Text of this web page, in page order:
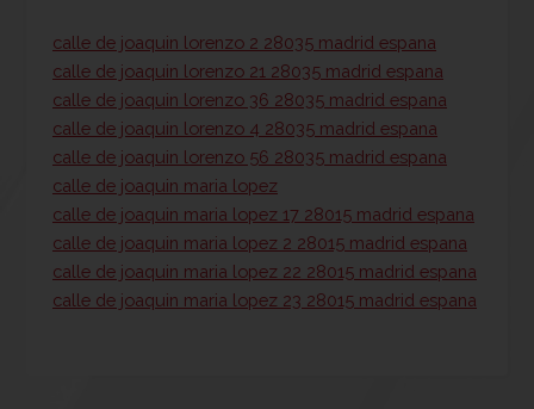
calle de joaquin lorenzo 2 28035 madrid espana
calle de joaquin lorenzo 21 28035 madrid espana
calle de joaquin lorenzo 36 28035 madrid espana
calle de joaquin lorenzo 4 28035 madrid espana
calle de joaquin lorenzo 56 28035 madrid espana
calle de joaquin maria lopez
calle de joaquin maria lopez 17 28015 madrid espana
calle de joaquin maria lopez 2 28015 madrid espana
calle de joaquin maria lopez 22 28015 madrid espana
calle de joaquin maria lopez 23 28015 madrid espana